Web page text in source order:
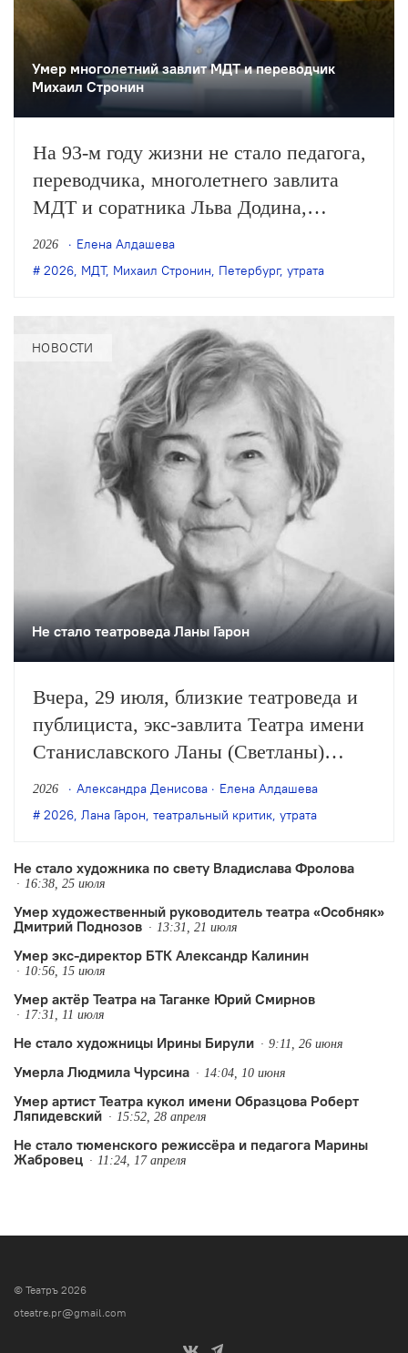
Умер многолетний завлит МДТ и переводчик
Михаил Стронин
На 93-м году жизни не стало педагога,
переводчика, многолетнего завлита
МДТ и соратника Льва Додина,
заслуженного деятеля искусств России
Михаила Стронина. О смерти
его близкие.
2026
Елена Алдашева
2026, МДТ, Михаил Стронин, Петербург, утрата
НОВОСТИ
Не стало театроведа Ланы Гарон
Вчера, 29 июля, близкие театроведа и
публициста, экс-завлита Театра имени
Станиславского Ланы (Светланы)
Гарон опубликовали сообщение о её
смерти на странице Гарон в соцсетях.
2026 Александра Денисова
Елена Алдашева
2026, Лана Гарон, театральный критик, утрата
Не стало художника по свету Владислава Фролова
16:38, 25 июля
Умер художественный руководитель театра «Особняк»
Дмитрий Поднозов
13:31, 21 июля
Умер экс-директор БТК Александр Калинин
10:56, 15 июля
Умер актёр Театра на Таганке Юрий Смирнов
17:31, 11 июля
Не стало художницы Ирины Бирули 9:11, 26 июня
Умерла Людмила Чурсина 14:04, 10 июня
Умер артист Театра кукол имени Образцова Роберт
Ляпидевский
15:52, 28 апреля
Не стало тюменского режиссёра и педагога Марины
Жабровец
11:24, 17 апреля
© Театръ 2026
oteatre.pr@gmail.com